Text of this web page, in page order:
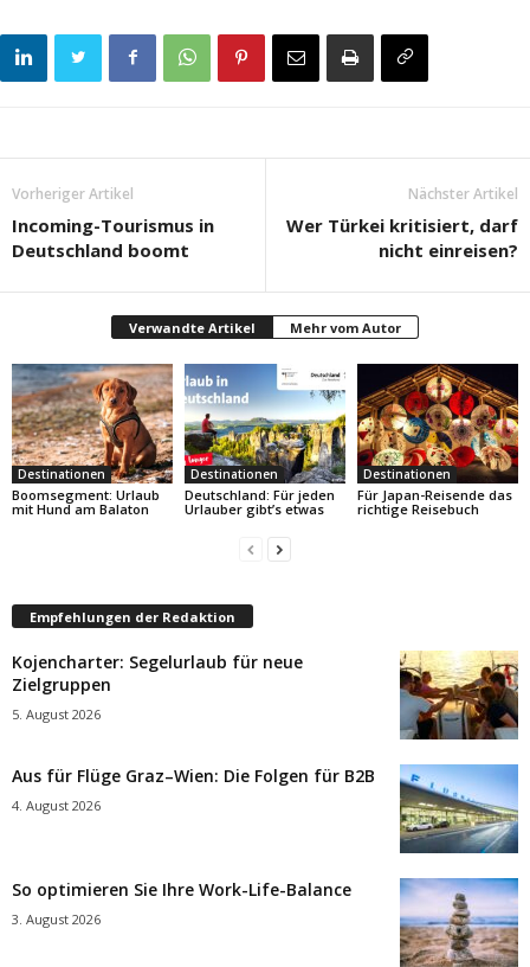
Vorheriger Artikel
Incoming-Tourismus in
Deutschland boomt
Nächster Artikel
Wer Türkei kritisiert, darf
nicht einreisen?
Verwandte Artikel Mehr vom Autor
Destinationen
Boomsegment: Urlaub
mit Hund am Balaton
Destinationen
Deutschland: Für jeden
Urlauber gibt’s etwas
Destinationen
Für Japan-Reisende das
richtige Reisebuch
Empfehlungen der Redaktion
Kojencharter: Segelurlaub für neue
Zielgruppen
5. August 2026
Aus für Flüge Graz–Wien: Die Folgen für B2B
4. August 2026
So optimieren Sie Ihre Work-Life-Balance
3. August 2026